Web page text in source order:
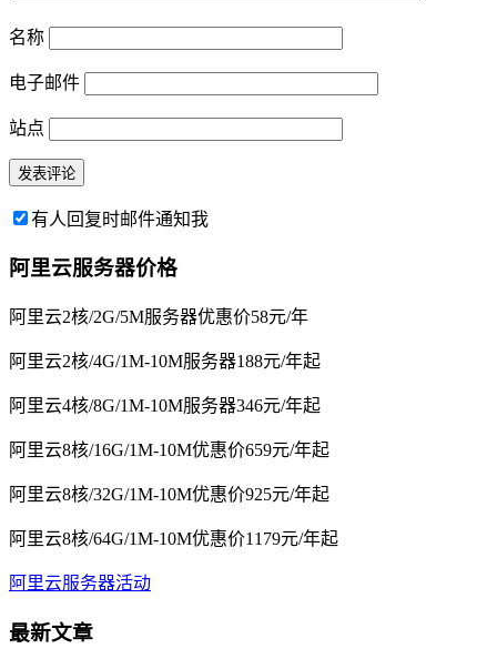
名称
电子邮件
站点
有人回复时邮件通知我
阿里云服务器价格
阿里云2核/2G/5M服务器优惠价58元/年
阿里云2核/4G/1M-10M服务器188元/年起
阿里云4核/8G/1M-10M服务器346元/年起
阿里云8核/16G/1M-10M优惠价659元/年起
阿里云8核/32G/1M-10M优惠价925元/年起
阿里云8核/64G/1M-10M优惠价1179元/年起
阿里云服务器活动
最新文章